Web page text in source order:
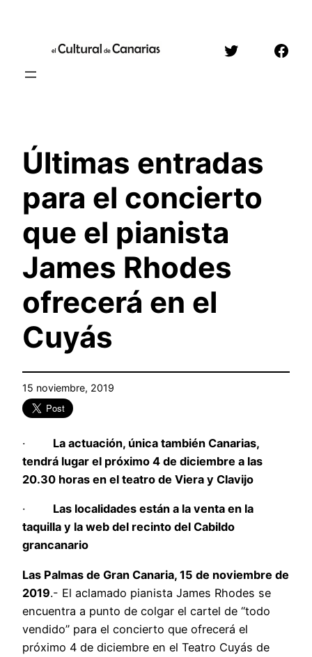
contenido
Twitter
Últimas entradas
para el concierto
que el pianista
James Rhodes
ofrecerá en el
Cuyás
15 noviembre, 2019
· La actuación, única también Canarias,
tendrá lugar el próximo 4 de diciembre a las
20.30 horas en el teatro de Viera y Clavijo
· Las localidades están a la venta en la
taquilla y la web del recinto del Cabildo
grancanario
Las Palmas de Gran Canaria, 15 de noviembre de
2019.- El aclamado pianista James Rhodes se
encuentra a punto de colgar el cartel de “todo
vendido” para el concierto que ofrecerá el
próximo 4 de diciembre en el Teatro Cuyás de